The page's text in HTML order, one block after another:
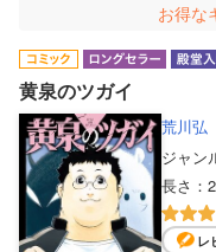
お得な
黄泉のツガイ
荒川弘
ジャン
長さ：
レ